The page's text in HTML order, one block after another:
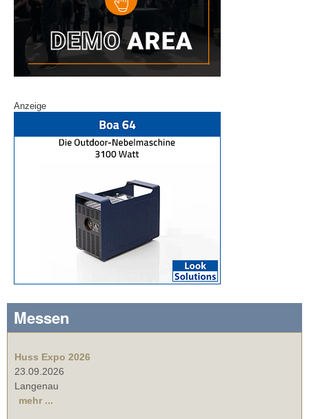
Anzeige
Messen
Huss Expo 2026
23.09.2026
Langenau
mehr ...